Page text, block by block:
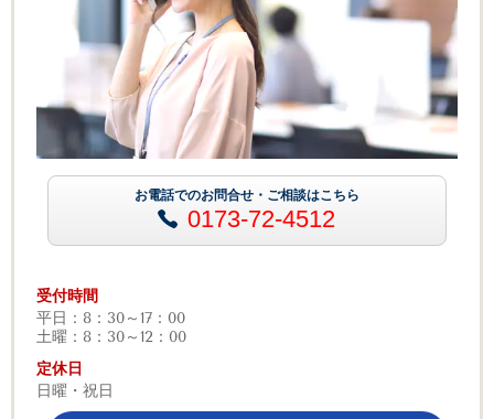
お電話でのお問合せ・ご相談はこちら
0173-72-4512
受付時間
平日：8：30～17：00
土曜：8：30～12：00
定休日
日曜・祝日